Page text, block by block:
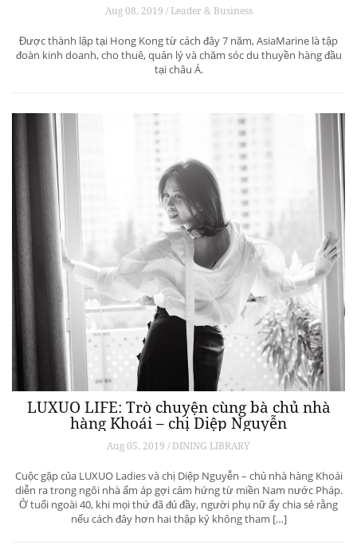
Aug 08, 2019 / Leader & Business
Được thành lập tại Hong Kong từ cách đây 7 năm, AsiaMarine là tập
đoàn kinh doanh, cho thuê, quản lý và chăm sóc du thuyền hàng đầu
tại châu Á.
LUXUO LIFE: Trò chuyện cùng bà chủ nhà
hàng Khoái – chị Diệp Nguyễn
Aug 05, 2019 / DINING LIBRARY
Cuộc gặp của LUXUO Ladies và chị Diệp Nguyễn – chủ nhà hàng Khoái
diễn ra trong ngôi nhà ấm áp gợi cảm hứng từ miền Nam nước Pháp.
Ở tuổi ngoài 40, khi mọi thứ đã đủ đầy, người phụ nữ ấy chia sẻ rằng
nếu cách đây hơn hai thập kỷ không tham […]